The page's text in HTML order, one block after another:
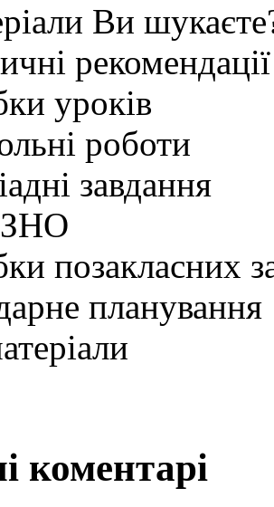
Ви
рекомендації
уроків
роботи
завдання
ЗНО
позакласних
планування
коментарі